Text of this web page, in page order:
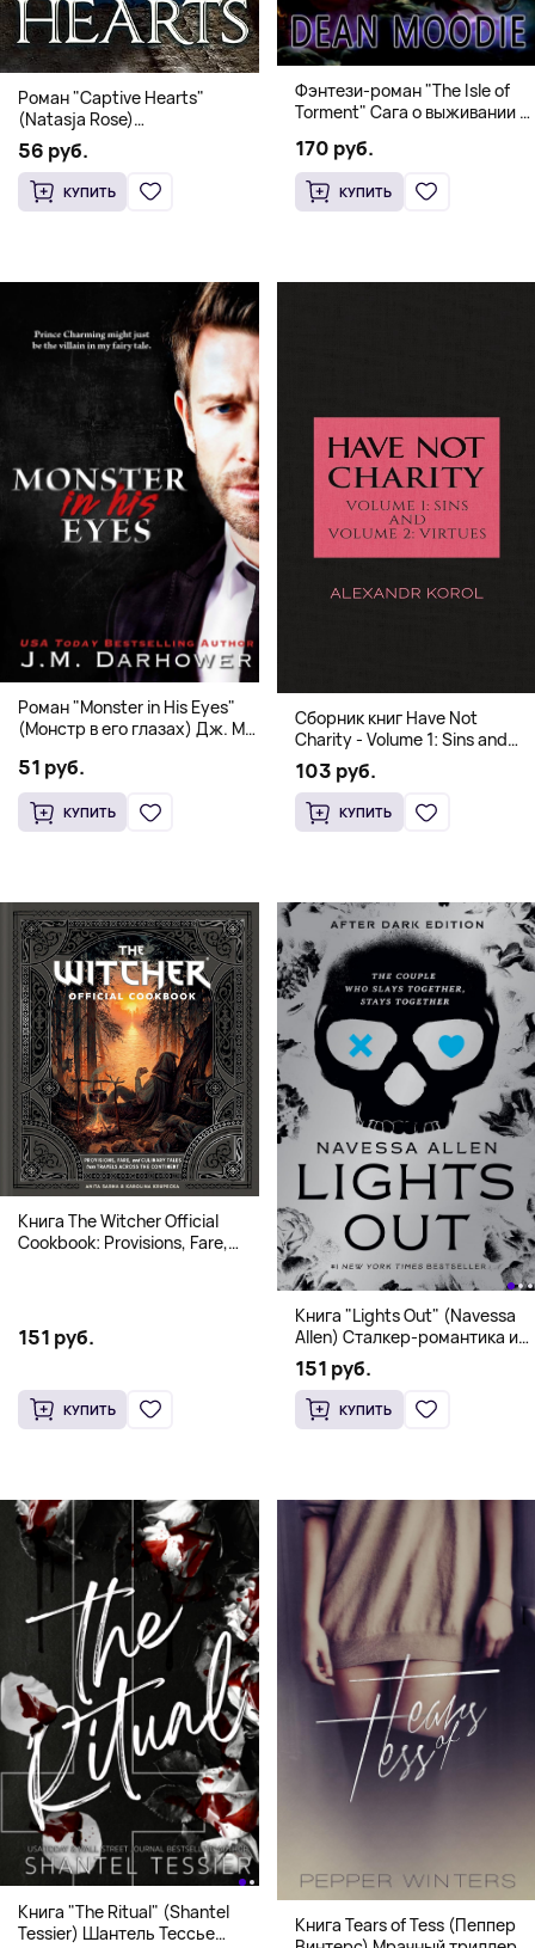
Роман "Captive Hearts"
(Natasja Rose)
Романтическое фэнтези
56 руб.
КУПИТЬ
Фэнтези-роман "The Isle of
Torment" Сага о выживании и
170 руб.
КУПИТЬ
Роман "Monster in His Eyes"
(Монстр в его глазах) Дж. М.
18+
51 руб.
КУПИТЬ
Сборник книг Have Not
Charity - Volume 1: Sins and
Volume 2: Virtues
103 руб.
КУПИТЬ
Книга The Witcher Official
Cookbook: Provisions, Fare,
151 руб.
КУПИТЬ
Книга "Lights Out" (Navessa
Allen) Сталкер-романтика и
человек в маске (18+)
151 руб.
КУПИТЬ
Книга "The Ritual" (Shantel
Tessier) Шантель Тессье
Книга Tears of Tess (Пеппер